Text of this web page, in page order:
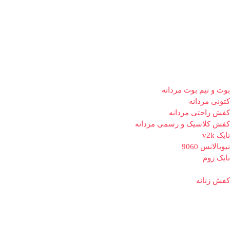
بوت و نیم بوت مردانه
کتونی مردانه
کفش راحتی مردانه
کفش کلاسیک و رسمی مردانه
نایک v2k
نیوبالانس 9060
نایک زوم
کفش زنانه